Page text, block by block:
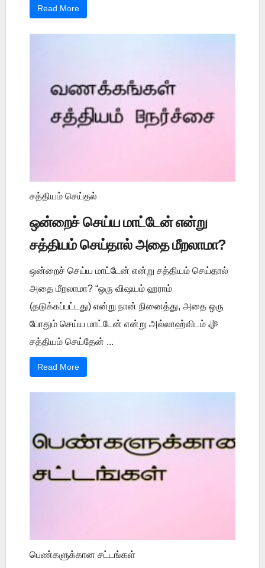
Read More
சத்தியம் செய்தல்
ஒன்றைச் செய்ய மாட்டேன் என்று
சத்தியம் செய்தால் அதை மீறலாமா?
ஒன்றைச் செய்ய மாட்டேன் என்று சத்தியம் செய்தால்
அதை மீறலாமா? “ஒரு விஷயம் ஹராம்
(தடுக்கப்பட்டது) என்று நான் நினைத்து, அதை ஒரு
போதும் செய்ய மாட்டேன் என்று அல்லாஹ்விடம் ﷻ
சத்தியம் செய்தேன் ...
Read More
பெண்களுக்கான சட்டங்கள்